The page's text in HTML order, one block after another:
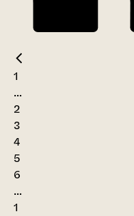
1
...
2
3
4
5
6
...
1